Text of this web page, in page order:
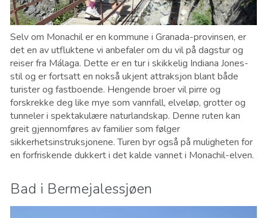
Selv om Monachil er en kommune i Granada-provinsen, er
det en av utfluktene vi anbefaler om du vil på dagstur og
reiser fra Málaga. Dette er en tur i skikkelig Indiana Jones-
stil og er fortsatt en nokså ukjent attraksjon blant både
turister og fastboende. Hengende broer vil pirre og
forskrekke deg like mye som vannfall, elveløp, grotter og
tunneler i spektakulære naturlandskap. Denne ruten kan
greit gjennomføres av familier som følger
sikkerhetsinstruksjonene. Turen byr også på muligheten for
en forfriskende dukkert i det kalde vannet i Monachil-elven.
Bad i Bermejalessjøen